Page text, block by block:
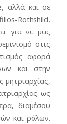
αλλά και σε
Rothshild,
για να μας
στις
αφορά
και στην
ως
διαμέσου
και ρόλων.